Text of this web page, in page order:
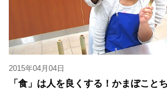
2015年04月04日
「食」は人を良くする！かまぼこ